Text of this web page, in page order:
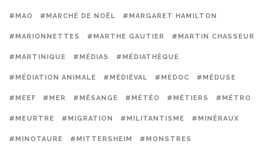
#MAO #MARCHÉ DE NOËL #MARGARET HAMILTON
#MARIONNETTES #MARTHE GAUTIER #MARTIN CHASSEUR
#MARTINIQUE #MÉDIAS #MÉDIATHÈQUE
#MÉDIATION ANIMALE #MÉDIÉVAL #MEDOC #MÉDUSE
#MEEF #MER #MÉSANGE #MÉTÉO #MÉTIERS #MÉTRO
#MEURTRE #MIGRATION #MILITANTISME #MINÉRAUX
#MINOTAURE #MITTERSHEIM #MONSTRES